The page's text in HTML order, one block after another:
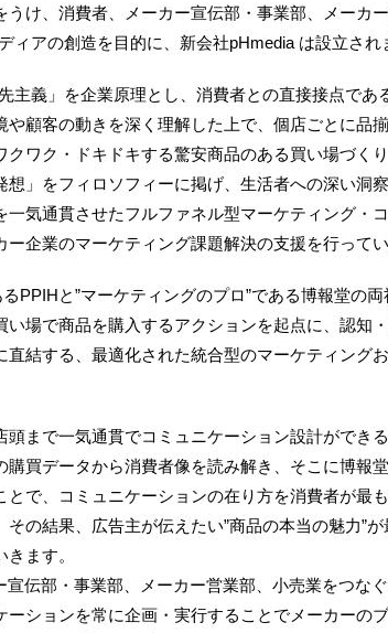
うけ、消費者、メーカー宣伝部・事業部、メーカ
ィアの創造を目的に、新会社pHmedia は設立され
主義」を企業原理とし、消費者との直接接点であ
や顧客の動きを深く理解した上で、個店ごとに品
ワク・ドキドキする驚安商品のある買い場づく
想」をフィロソフィーに掲げ、生活者への深い洞
一気通貫させたフルファネル型マーケティング・
企業のマーケティング課題解決の支援を行ってい
るPPIHと”マーケティングのプロ”である博報堂の
い場で商品を購入するアクションを起点に、認知
直結する、最適化された統合型のマーケティング
頭まで一気通貫でコミュニケーション設計ができ
購買データから消費者像を読み解き、そこに博報
とで、コミュニケーションの在り方を消費者が最
その結果、広告主が伝えたい”商品の本当の魅力”
ます。
宣伝部・事業部、メーカー営業部、小売業をつな
ーションを常に企画・実行することでメーカーの